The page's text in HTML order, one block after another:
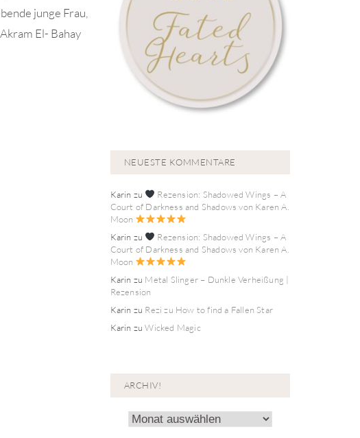
junge Frau,
El- Bahay
NEUESTE KOMMENTARE
Karin zu
Rezension: Shadowed Wings – A
Court of Darkness and Shadows von Karen A.
Moon
Karin zu
Rezension: Shadowed Wings – A
Court of Darkness and Shadows von Karen A.
Moon
Karin zu Metal Slinger – Dunkle Verheißung |
Rezension
Karin zu Rezi zu How to find a Fallen Star
Karin zuWicked Magic
ARCHIV!
Archiv!